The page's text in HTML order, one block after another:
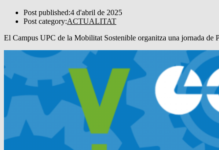
Post published:4 d'abril de 2025
Post category:ACTUALITAT
El Campus UPC de la Mobilitat Sostenible organitza una jornada de